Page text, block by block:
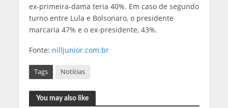
ex-primeira-dama teria 40%. Em caso de segundo
turno entre Lula e Bolsonaro, o presidente
marcaria 47% e o ex-presidente, 43%.
Fonte: nilljunior.com.br
Tags Notícias
You may also like